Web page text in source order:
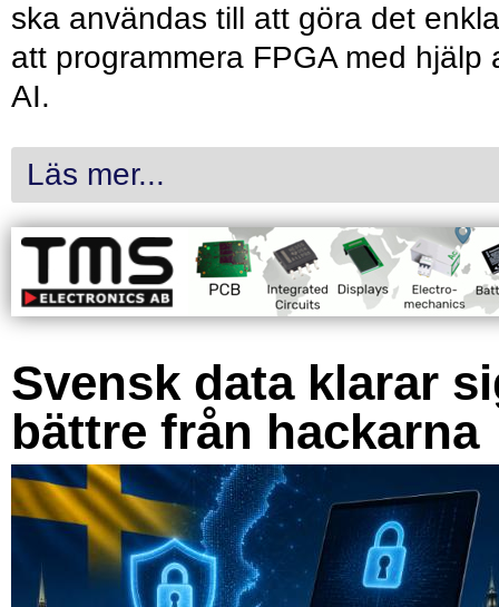
ska användas till att göra det
att programmera FPGA med hjälp
AI.
Läs mer...
Svensk data klarar
bättre från hackarna